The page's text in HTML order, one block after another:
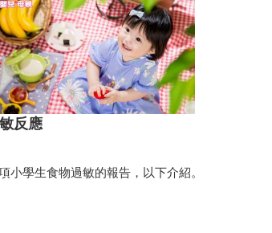
反應
小學生食物過敏的報告，以下介紹。